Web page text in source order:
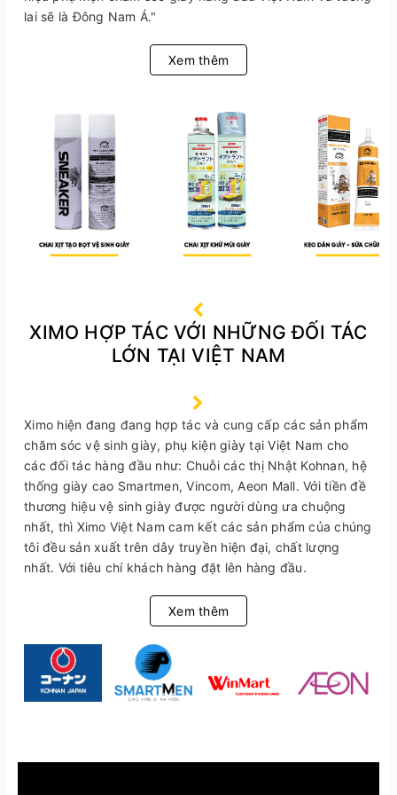
lai sẽ là Đông Nam Á."
Xem thêm
XIMO HỢP TÁC VỚI NHỮNG ĐỐI TÁC
LỚN TẠI VIỆT NAM
Ximo hiện đang đang hợp tác và cung cấp các sản phẩm
chăm sóc vệ sinh giày, phụ kiện giày tại Việt Nam cho
các đối tác hàng đầu như: Chuỗi các thị Nhật Kohnan, hệ
thống giày cao Smartmen, Vincom, Aeon Mall. Với tiền đề
thương hiệu vệ sinh giày được người dùng ưa chuộng
nhất, thì Ximo Việt Nam cam kết các sản phẩm của chúng
tôi đều sản xuất trên dây truyền hiện đại, chất lượng
nhất. Với tiêu chí khách hàng đặt lên hàng đầu.
Xem thêm